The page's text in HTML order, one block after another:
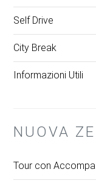
Self Drive
City Break
Informazioni Utili
NUOVA
Tour con